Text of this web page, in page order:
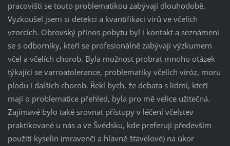
pracovišti se touto problematikou zabývají dlouhodobě.
Vyzkoušel jsem si detekci a kvantifikaci virů ve včelích
vzorcích. Obrovský přínos pobytu byl i kontakt a seznámení
se s odborníky, kteří se profesionálně zabývají výzkumem
včel a včelích chorob. Byla možnost probrat mnoho otázek
týkající se varroatolerance, problematiky včelích viróz, moru
plodu i dalších chorob. Řekl bych, že debata s lidmi, kteří
mají o problematice přehled, byla pro mě velice užitečná.
Zajímavé bylo také srovnat přístupy v léčení včelstev
praktikované u nás a ve Švédsku, kde preferují především
použití kyselin (mravenčí a hlavně šťavelové) na úkor